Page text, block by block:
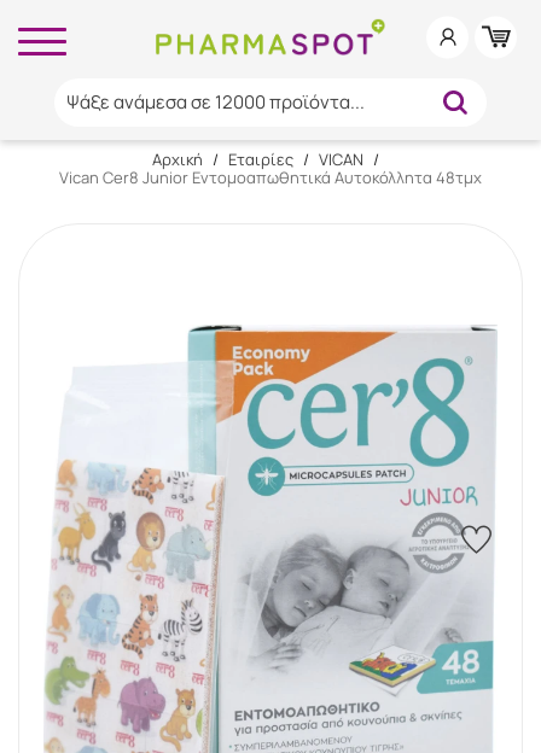
Ψάξε ανάμεσα σε 12000 προϊόντα...
Αρχική / Εταιρίες / VICAN /
Vican Cer8 Junior Εντομοαπωθητικά Αυτοκόλλητα 48τμχ